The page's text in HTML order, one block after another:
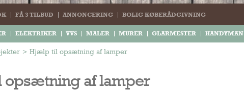
FÅ 3 TILBUD ANNONCERING BOLIG KØBERÅDGIVNING
ELEKTRIKER VVS MALER MURER GLARMESTER HANDYMAN
> Hjælp til opsætning af lamper
af lamper